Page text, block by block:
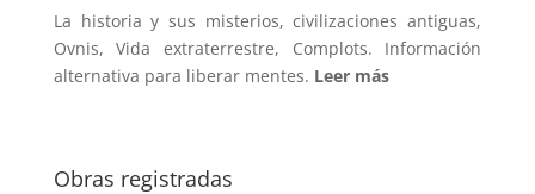
La historia y sus misterios, civilizaciones antiguas,
Ovnis, Vida extraterrestre, Complots. Información
alternativa para liberar mentes. Leer más
Obras registradas